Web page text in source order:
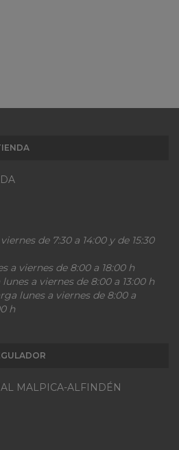
de 7:30 a 14:00 y de 15:30
a viernes de 8:00 a 18:00 h
a viernes de 8:00 a 13:00 h
lunes a viernes de 8:00 a
h
MALPICA-ALFINDÉN